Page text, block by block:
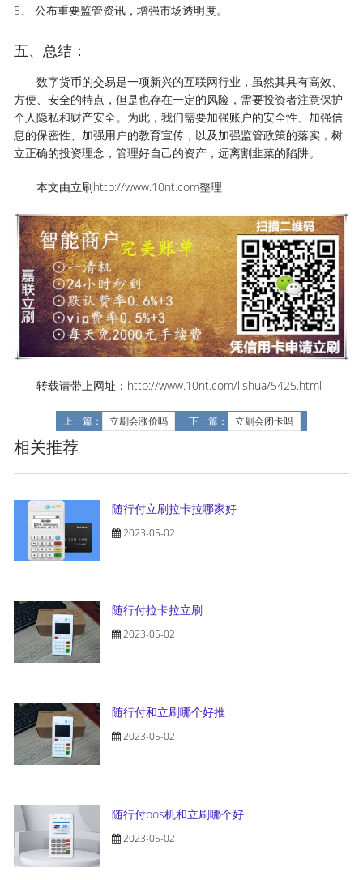
5、 公布重要监管资讯，增强市场透明度。
五、总结：
数字货币的交易是一项新兴的互联网行业，虽然其具有高效、
方便、安全的特点，但是也存在一定的风险，需要投资者注意保护
个人隐私和财产安全。为此，我们需要加强账户的安全性、加强信
息的保密性、加强用户的教育宣传，以及加强监管政策的落实，树
立正确的投资理念，管理好自己的资产，远离割韭菜的陷阱。
本文由立刷http://www.10nt.com整理
转载请带上网址：http://www.10nt.com/lishua/5425.html
上一篇： 立刷会涨价吗 下一篇： 立刷会闭卡吗
相关推荐
随行付立刷拉卡拉哪家好
2023-05-02
随行付拉卡拉立刷
2023-05-02
随行付和立刷哪个好推
2023-05-02
随行付pos机和立刷哪个好
2023-05-02